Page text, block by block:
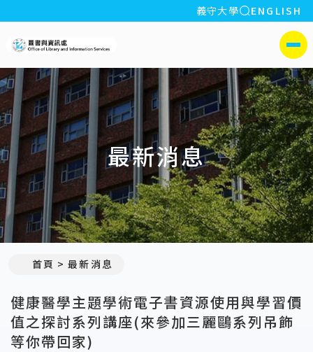
:::
義守大學 全站搜索
ENGLISH
側選單
最新消息
首頁 最新消息
健康醫學主題學術電子書資源使用與學習價
值之探討系列講座(來參加三麗鷗系列吊飾
等你帶回家)